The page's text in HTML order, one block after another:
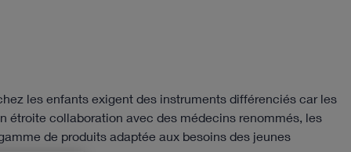
les enfants exigent des instruments différenciés car les
étroite collaboration avec des médecins renommés, les
de produits adaptée aux besoins des jeunes